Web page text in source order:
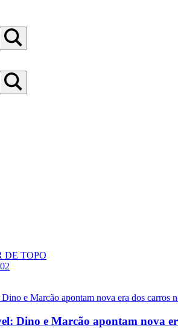
Dino e Marcão apontam nova